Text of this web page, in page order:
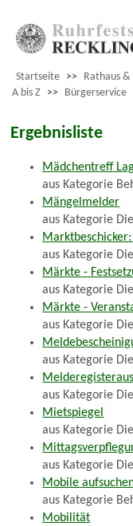
Startseite >> Rathaus
A bis Z >> Bürgerservice
Ergebnisliste
Mädchentreff
aus Kategorie
Mängelmelder
aus Kategorie
aus Kategorie
Märkte -
aus Kategorie
Märkte -
aus Kategorie
aus Kategorie
aus Kategorie
Mietspiegel
aus Kategorie
aus Kategorie
Mobile
aus Kategorie
Mobilität